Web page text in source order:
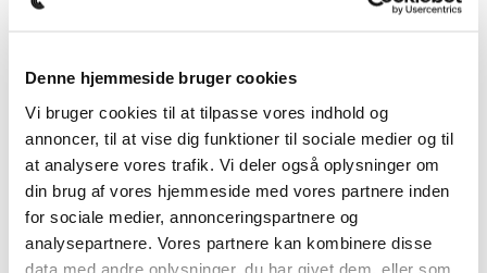
Denne hjemmeside bruger cookies
Vi bruger cookies til at tilpasse vores indhold og
annoncer, til at vise dig funktioner til sociale medier og til
at analysere vores trafik. Vi deler også oplysninger om
din brug af vores hjemmeside med vores partnere inden
for sociale medier, annonceringspartnere og
analysepartnere. Vores partnere kan kombinere disse
data med andre oplysninger, du har givet dem, eller som
Ekskl. Oprettelsesgebyrer
12 måneder
Erhverv Privat
Kan jeg kreditgodkendes?